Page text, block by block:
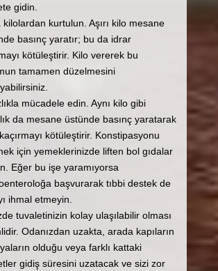
gidin.
kilolardan kurtulun. Aşırı kilo mesane
basınç yaratır; bu da idrar
kötüleştirir. Kilo vererek bu
tamamen düzelmesini
mücadele edin. Aynı kilo gibi
da mesane üstünde basınç yaratarak
kötüleştirir. Konstipasyonu
için yemeklerinizde liften bol gıdalar
Eğer bu işe yaramıyorsa
başvurarak tıbbi destek de
ihmal etmeyin.
tuvaletinizin kolay ulaşılabilir olması
Odanızdan uzakta, arada kapıların
olduğu veya farklı kattaki
gidiş süresini uzatacak ve sizi zor